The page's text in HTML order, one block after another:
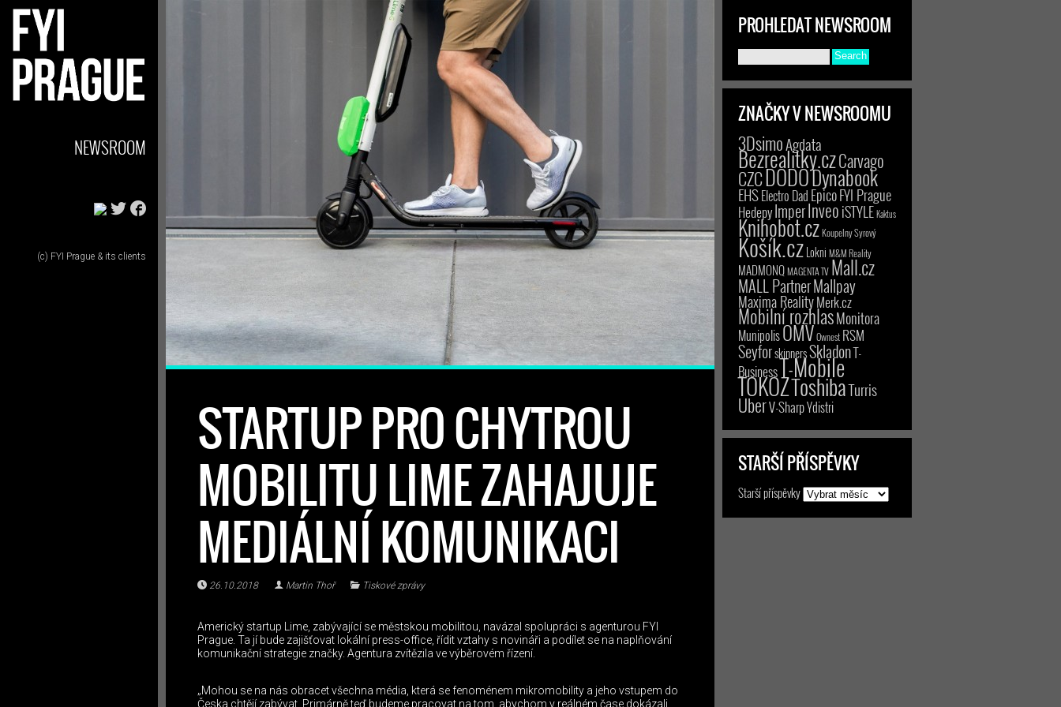
NEWSROOM
(c) FYI Prague & its clients
STARTUP PRO CHYTROU
MOBILITU LIME ZAHAJUJE
MEDIÁLNÍ KOMUNIKACI
26.10.2018 Martin Thoř Tiskové zprávy
Americký startup Lime, zabývající se městskou mobilitou, navázal spolupráci s agenturou FYI
Prague. Ta jí bude zajišťovat lokální press-office, řídit vztahy s novináři a podílet se na naplňování
komunikační strategie značky. Agentura zvítězila ve výběrovém řízení.
„Mohou se na nás obracet všechna média, která se fenoménem mikromobility a jeho vstupem do
Česka chtějí zabývat. Primárně teď budeme pracovat na tom, abychom v reálném čase dokázali
PROHLEDAT NEWSROOM
ZNAČKY V NEWSROOMU
3DsimoAgdata
Bezrealitky.czCarvago
CZCDODODynabook
EHSElectro Dad EpicoFYI Prague
HedepyImperInveoiSTYLEKaktus
Knihobot.czKoupelny Syrový
Košík.czLokni M&M Reality
MADMONQMAGENTA TV Mall.cz
MALL PartnerMallpay
Maxima RealityMerk.cz
Mobilní rozhlasMonitora
MunipolisOMVOwnest RSM
SeyforskinnersSkladonT-
BusinessT-Mobile
TOKOZToshibaTurris
UberV-SharpYdistri
STARŠÍ PŘÍSPĚVKY
Starší příspěvky